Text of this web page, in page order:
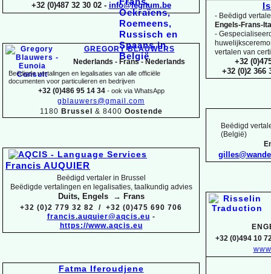
- Beëdigd
Engels-Frans-
-
vertalen van
+32
+32 (0)2 366
Beëdigd
(België)
+32 (0)494 10
+32 (0)487 32 30 02 - info@legitum.be
GREGORY BLAUWERS
Nederlands - Frans -Nederlands
Beëdigde vertalingen en legalisaties van alle officiële
documenten voor particulieren en bedrijven
+32 (0)486 95 14 34 -ook via WhatsApp
gblauwers@gmail.com
1180 Brussel & 8400 Oostende
Francis AUQUIER
Beëdigd vertaler in Brussel
Beëdigde vertalingen en legalisaties, taalkundig advies
Duits, Engels → Frans
+32 (0)2 779 32 82 / +32 (0)475 690 706
francis.auquier@aqcis.eu -
https://www.aqcis.eu
Fatma Iferoudjene